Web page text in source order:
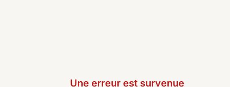
Une erreur est survenue